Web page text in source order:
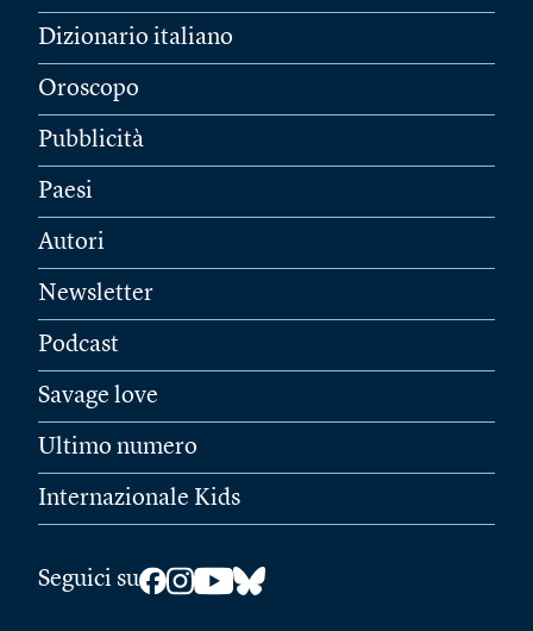
Dizionario italiano
Oroscopo
Pubblicità
Paesi
Autori
Newsletter
Podcast
Savage love
Ultimo numero
Internazionale Kids
Seguici su